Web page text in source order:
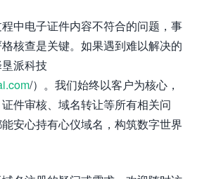
中电子证件内容不符合的问题，事
核查是关键。如果遇到难以解决的
派科技
/）。我们始终以客户为核心，
件审核、域名转让等所有相关问
安心持有心仪域名，构筑数字世界